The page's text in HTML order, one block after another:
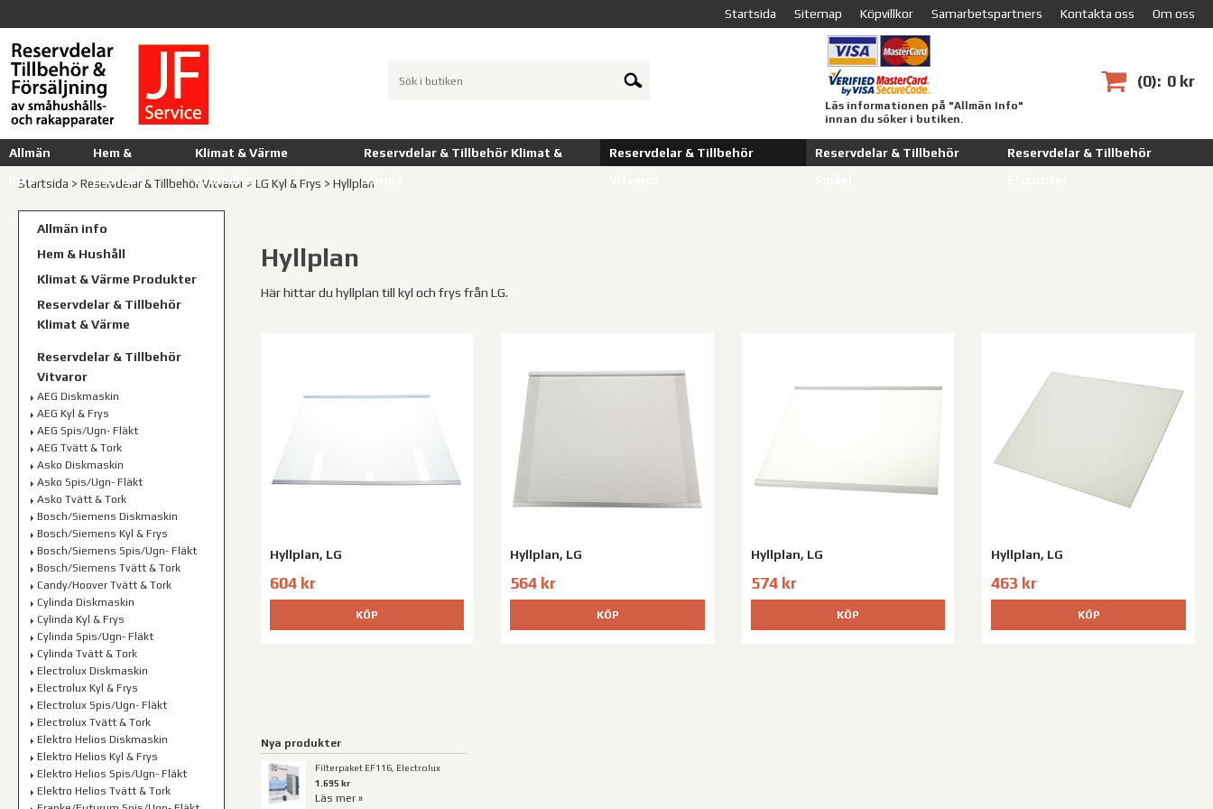
Startsida Sitemap Köpvillkor Samarbetspartners Kontakta oss Om oss
0 0 kr
Läs informationen på "Allmän Info"
innan du söker i butiken.
Allmän
info
Hem &
Hushåll
Klimat & Värme
Produkter
Reservdelar & Tillbehör Klimat &
Värme
Reservdelar & Tillbehör
Reservdelar & Tillbehör
Reservdelar & Tillbehör
Startsida > Reservdelar & Tillbehör Vitvaror> LG Kyl & Frys > Hyllplan
Allmän info
Hem & Hushåll
Klimat & Värme Produkter
Reservdelar & Tillbehör
Klimat & Värme
Reservdelar & Tillbehör
Vitvaror
AEG Diskmaskin
AEG Kyl & Frys
AEG Spis/Ugn- Fläkt
AEG Tvätt & Tork
Asko Diskmaskin
Asko Spis/Ugn- Fläkt
Asko Tvätt & Tork
Bosch/Siemens Diskmaskin
Bosch/Siemens Kyl & Frys
Bosch/Siemens Spis/Ugn- Fläkt
Bosch/Siemens Tvätt & Tork
Candy/Hoover Tvätt & Tork
Cylinda Diskmaskin
Cylinda Kyl & Frys
Cylinda Spis/Ugn- Fläkt
Cylinda Tvätt & Tork
Electrolux Diskmaskin
Electrolux Kyl & Frys
Electrolux Spis/Ugn- Fläkt
Electrolux Tvätt & Tork
Elektro Helios Diskmaskin
Elektro Helios Kyl & Frys
Elektro Helios Spis/Ugn- Fläkt
Elektro Helios Tvätt & Tork
Hyllplan
Här hittar du hyllplan till kyl och frys från LG.
Hyllplan, LG
604 kr
KÖP
Hyllplan, LG
564 kr
KÖP
Hyllplan, LG
574 kr
KÖP
Hyllplan, LG
463 kr
KÖP
Nya produkter
Filterpaket EF116, Electrolux
1.695 kr
Läs mer »